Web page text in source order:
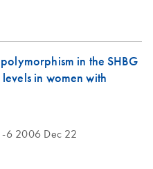
in the SHBG
in women with
62006 Dec 22